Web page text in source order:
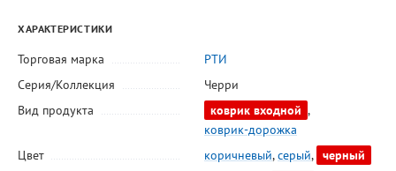
ХАРАКТЕРИСТИКИ
Торговая марка
РТИ
Серия/Коллекция
Черри
Вид продукта
коврик входной ,
коврик-дорожка
Цвет
коричневый,серый, черный